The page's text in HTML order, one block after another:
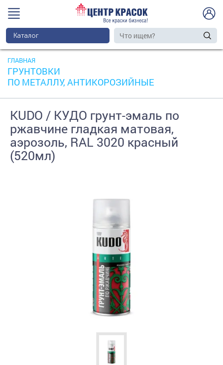
Каталог
ГЛАВНАЯ
ГРУНТОВКИ
ПО МЕТАЛЛУ, АНТИКОРОЗИЙНЫЕ
KUDO / КУДО грунт-эмаль по
ржавчине гладкая матовая,
аэрозоль, RAL 3020 красный
(520мл)